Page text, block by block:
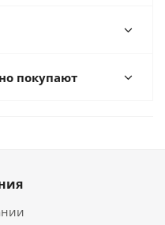
покупают